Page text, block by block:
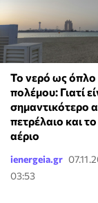
Το νερό ως όπλο
πολέμου: Γιατί
σημαντικότερο
πετρέλαιο και
αέριο
ienergeia.gr
03:53